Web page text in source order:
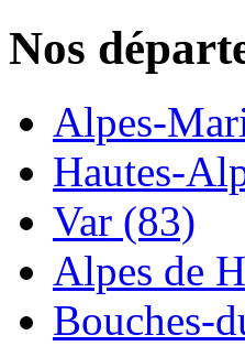
Nos
Alpes-
Hautes-
Var (83)
Alpes de
Bouches-